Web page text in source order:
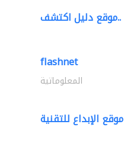
موقع دليل اكتشف..
flashnet
المعلوماتية
موقع الإبداع للتقنية